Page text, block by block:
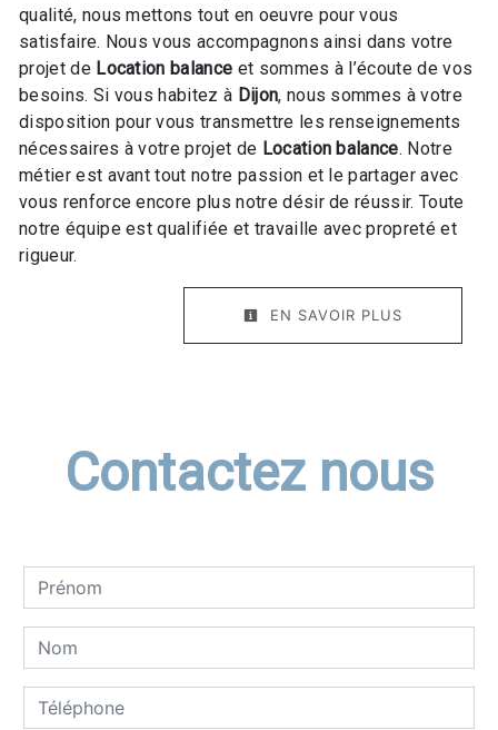
qualité, nous mettons tout en oeuvre pour vous
satisfaire. Nous vous accompagnons ainsi dans votre
projet de Location balance et sommes à l’écoute de vos
besoins. Si vous habitez à Dijon, nous sommes à votre
disposition pour vous transmettre les renseignements
nécessaires à votre projet de Location balance. Notre
métier est avant tout notre passion et le partager avec
vous renforce encore plus notre désir de réussir. Toute
notre équipe est qualifiée et travaille avec propreté et
rigueur.
EN SAVOIR PLUS
Contactez nous